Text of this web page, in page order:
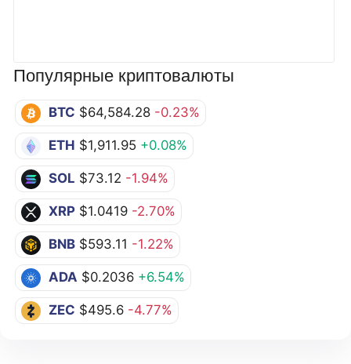
Популярные криптовалюты
BTC $64,584.28 -0.23%
ETH $1,911.95 +0.08%
SOL $73.12 -1.94%
XRP $1.0419 -2.70%
BNB $593.11 -1.22%
ADA $0.2036 +6.54%
ZEC $495.6 -4.77%